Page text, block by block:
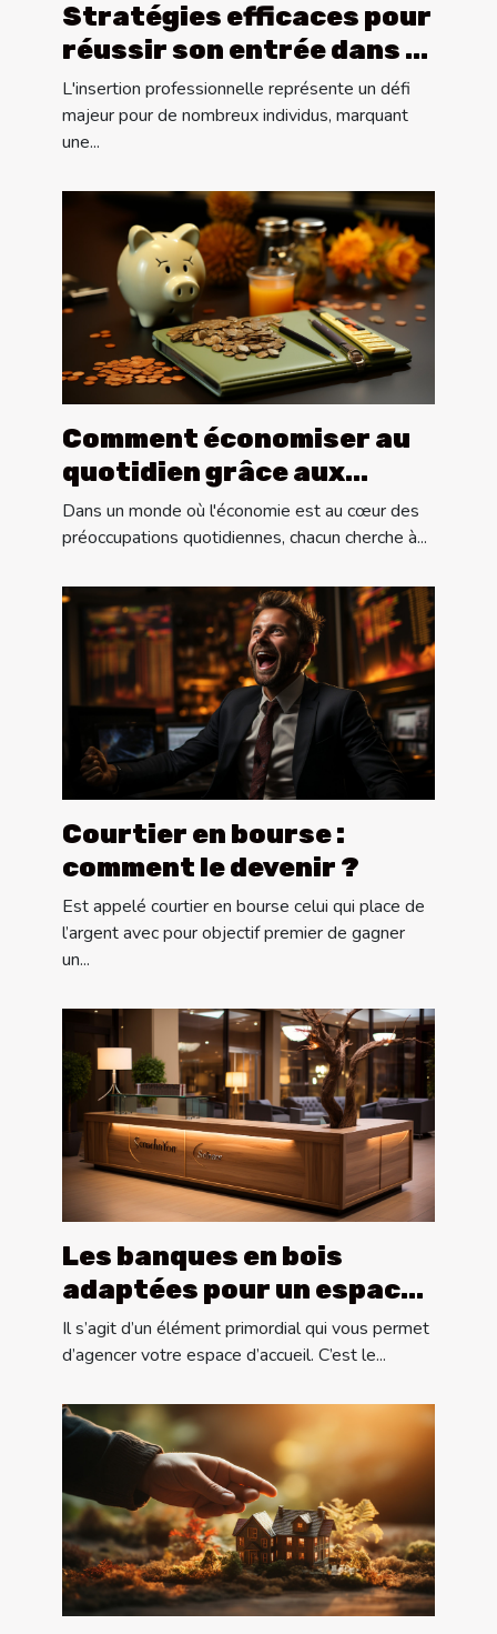
Stratégies efficaces pour
réussir son entrée dans le
marché du travail
L'insertion professionnelle représente un défi
majeur pour de nombreux individus, marquant
une...
Comment économiser au
quotidien grâce aux
astuces sur Internet
Dans un monde où l'économie est au cœur des
préoccupations quotidiennes, chacun cherche à...
Courtier en bourse :
comment le devenir ?
Est appelé courtier en bourse celui qui place de
l’argent avec pour objectif premier de gagner
un...
Les banques en bois
adaptées pour un espace
d’accueil
Il s’agit d’un élément primordial qui vous permet
d’agencer votre espace d’accueil. C’est le...